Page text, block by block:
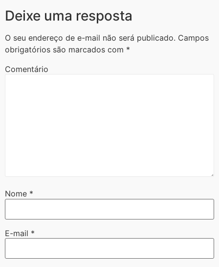
Deixe uma resposta
O seu endereço de e-mail não será publicado. Campos
obrigatórios são marcados com *
Comentário
Nome *
E-mail *